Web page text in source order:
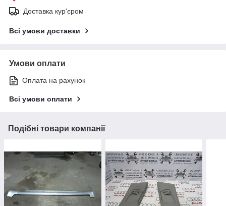
Доставка кур'єром
Всі умови доставки
Умови оплати
Оплата на рахунок
Всі умови оплати
Подібні товари компанії